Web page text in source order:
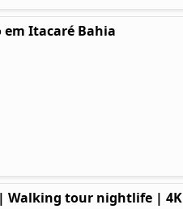
em Itacaré Bahia
| Walking tour nightlife | 4K